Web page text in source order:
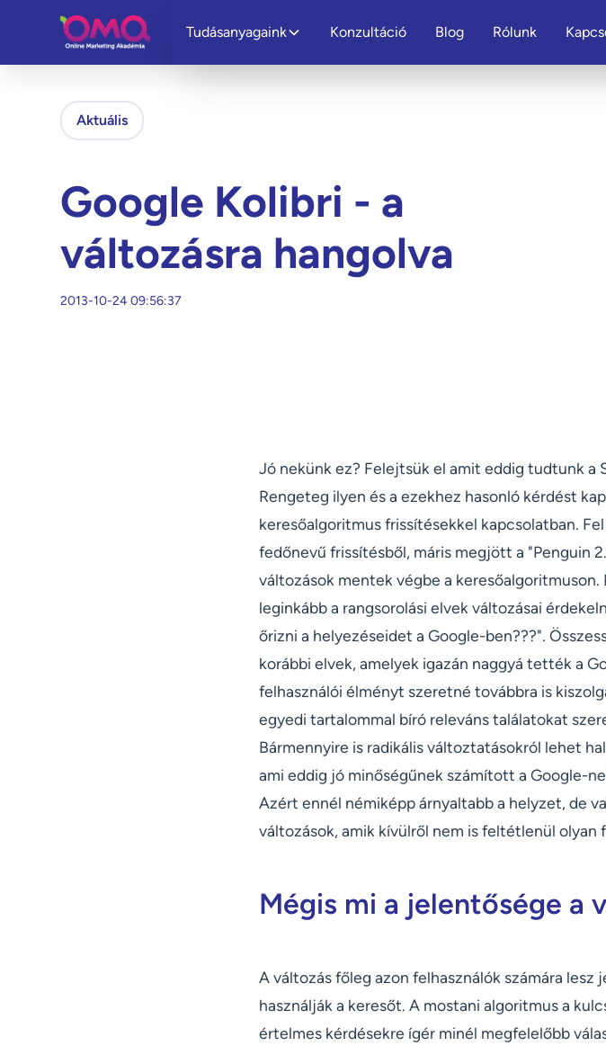
Tudásanyagaink Konzultáció Blog Rólunk
Aktuális
Google Kolibri - a
változásra hangolva
2013-10-24 09:56:37
Jó nekünk ez? Felejtsük el amit eddig tudtunk a
Rengeteg ilyen és a ezekhez hasonló kérdést
keresőalgoritmus frissítésekkel kapcsolatban.
fedőnevű frissítésből, máris megjött a "Penguin
változások mentek végbe a
leginkább a rangsorolási elvek változásai
őrizni a helyezéseidet a Google-ben???".
korábbi elvek, amelyek igazán naggyá tették a
felhasználói élményt szeretné továbbra is
egyedi tartalommal bíró releváns találatokat
Bármennyire is radikális változtatásokról lehet
ami eddig jó minőségűnek számított a Google-
Azért ennél némiképp árnyaltabb a helyzet, de
változások, amik kívülről nem is feltétlenül olyan
Mégis mi a jelentősége a
A változás főleg azon felhasználók számára
használják a keresőt. A mostani algoritmus a
értelmes kérdésekre ígér minél megfelelőbb